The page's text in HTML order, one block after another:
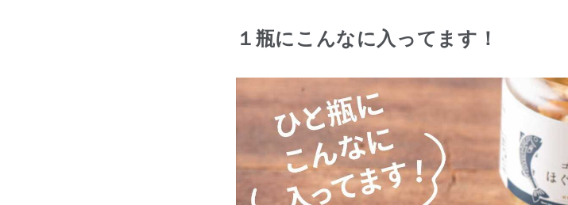
１瓶にこんなに入ってます！